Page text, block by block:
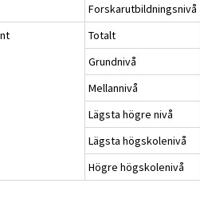
Forskarutbildningsnivå
Totalt
Grundnivå
Mellannivå
Lägsta högre nivå
Lägsta högskolenivå
Högre högskolenivå